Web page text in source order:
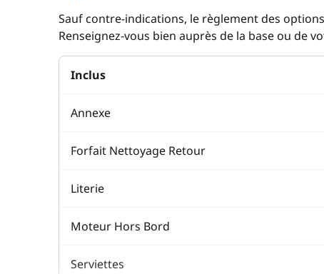
Sauf contre-indications, le règlement des
Renseignez-vous bien auprès de la base ou de
Inclus
Annexe
Forfait Nettoyage Retour
Literie
Moteur Hors Bord
Serviettes